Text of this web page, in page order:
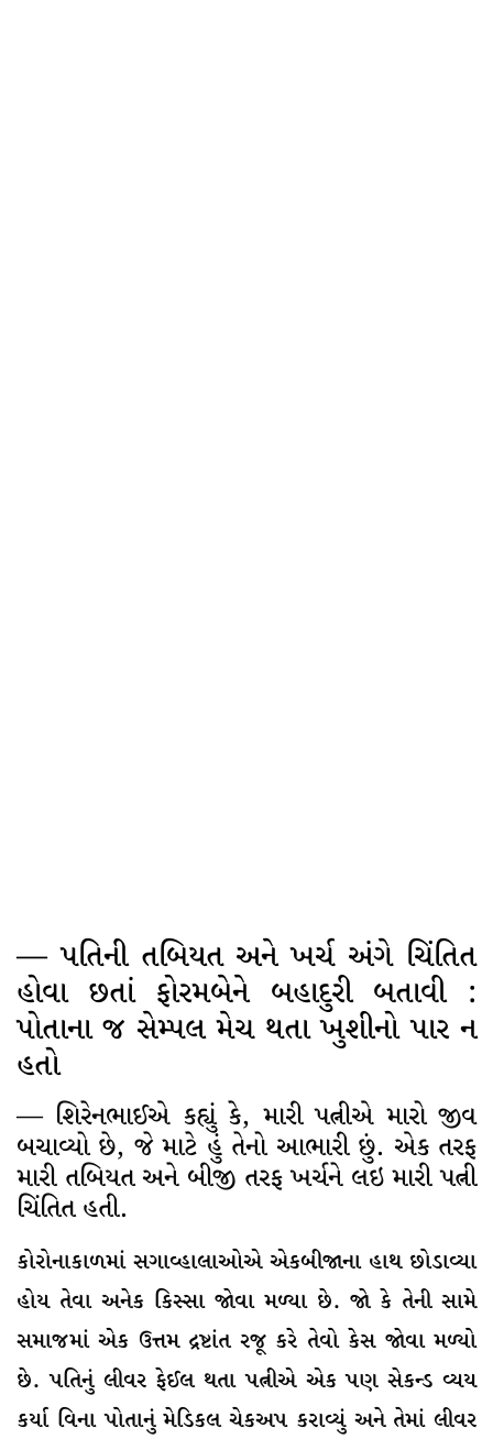
— પતિની તબિયત અને ખર્ચ અંગે ચિંતિત
હોવા છતાં ફોરમબેને બહાદુરી બતાવી :
પોતાના જ સેમ્પલ મેચ થતા ખુશીનો પાર ન
હતો
— શિરેનભાઈએ કહ્યું કે, મારી પત્નીએ મારો જીવ
બચાવ્યો છે, જે માટે હું તેનો આભારી છું. એક તરફ
મારી તબિયત અને બીજી તરફ ખર્ચને લઇ મારી પત્ની
ચિંતિત હતી.
કોરોનાકાળમાં સગાવ્હાલાઓએ એકબીજાના હાથ છોડાવ્યા
હોય તેવા અનેક કિસ્સા જોવા મળ્યા છે. જો કે તેની સામે
સમાજમાં એક ઉત્તમ દ્રષ્ટાંત રજૂ કરે તેવો કેસ જોવા મળ્યો
છે. પતિનું લીવર ફેઈલ થતા પત્નીએ એક પણ સેકન્ડ વ્યય
કર્યા વિના પોતાનું મેડિકલ ચેકઅપ કરાવ્યું અને તેમાં લીવર